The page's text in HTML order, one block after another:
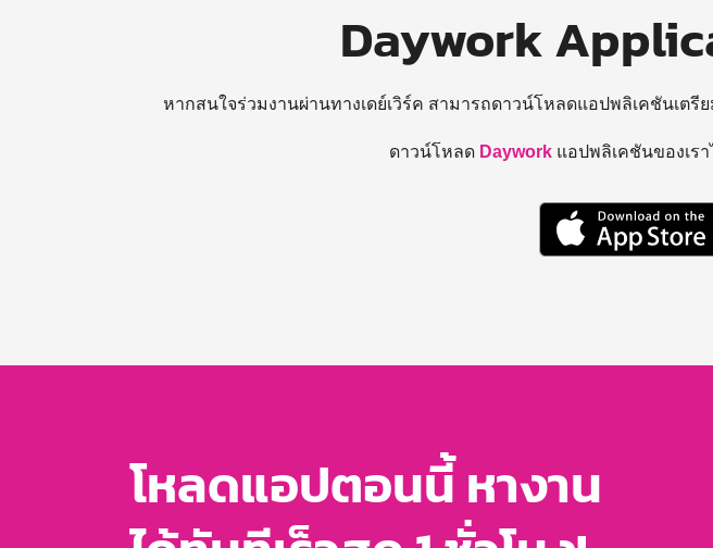
Daywork
หากสนใจร่วมงานผ่านทางเดย์เวิร์ค สามารถดาวน์โหลดแอปพลิเคชันเตรี
ดาวน์โหลด Daywork แอปพลิเคชันของเร
โหลดแอปตอนนี้ หางาน